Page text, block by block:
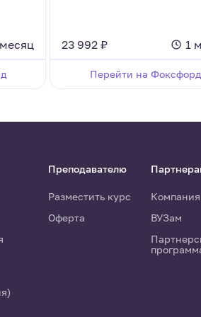
23 992 ₽ 1
Перейти на Фоксфорд
Преподавателю
Разместить курс
Оферта
ВУЗам